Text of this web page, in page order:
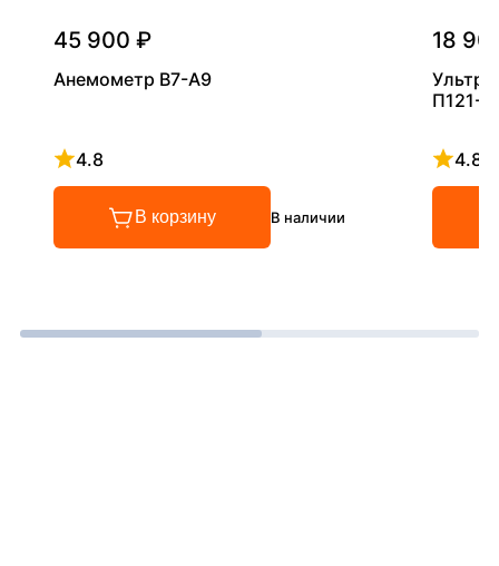
45 900 ₽
Анемометр В7-А9
4.8
Рейтинг 4.8 из 5
В корзину В наличии
18
П121-
4.8